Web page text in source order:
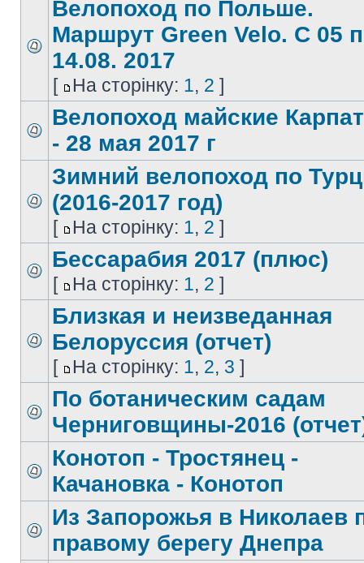
Велопоход по Польше.
Маршрут Green Velo. С 05
14.08. 2017
[ На сторінку: 1, 2 ]
Велопоход майские
- 28 мая 2017 г
Зимний велопоход по
(2016-2017 год)
[ На сторінку: 1, 2 ]
Бессарабия 2017 (плюс)
[ На сторінку: 1, 2 ]
Близкая и неизведанная
Белоруссия (отчет)
[ На сторінку: 1, 2, 3 ]
По ботаническим садам
Черниговщины-2016
Конотоп - Тростянец -
Качановка - Конотоп
Из Запорожья в Николаев
правому берегу Днепра